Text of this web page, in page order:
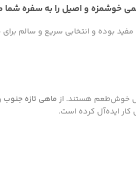
مفید بوده و انتخابی سریع و سالم
خوش‌طعم هستند. از ماهی تازه جنوب
ایده‌آل کرده است.